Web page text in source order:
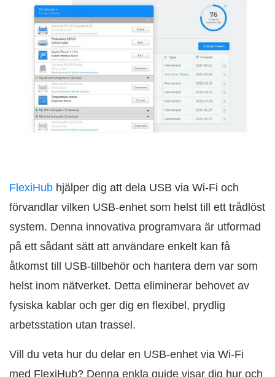
FlexiHub hjälper dig att dela USB via Wi‑Fi och
förvandlar vilken USB‑enhet som helst till ett trådlöst
system. Denna innovativa programvara är utformad
på ett sådant sätt att användare enkelt kan få
åtkomst till USB‑tillbehör och hantera dem var som
helst inom nätverket. Detta eliminerar behovet av
fysiska kablar och ger dig en flexibel, prydlig
arbetsstation utan trassel.
Vill du veta hur du delar en USB‑enhet via Wi‑Fi
med FlexiHub? Denna enkla guide visar dig hur och